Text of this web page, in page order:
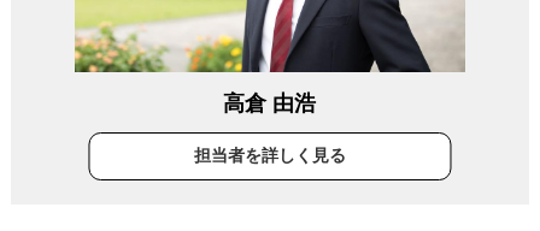
高倉 由浩
担当者を詳しく見る